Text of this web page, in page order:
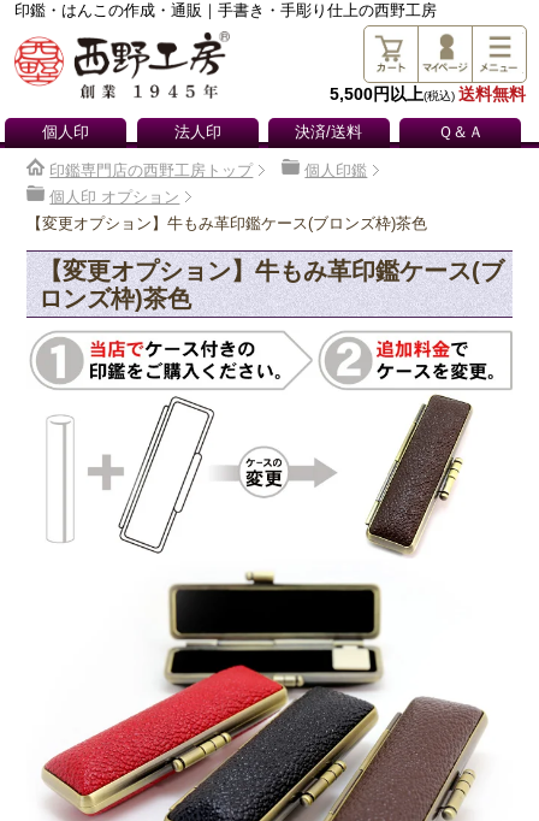
印鑑・はんこの作成・通販｜手書き・手彫り仕上の西野工房
5,500円以上(税込) 送料無料
個人印 法人印 決済/送料 Ｑ＆Ａ
印鑑専門店の西野工房トップ
個人印鑑
個人印 オプション
【変更オプション】牛もみ革印鑑ケース(ブロンズ枠)茶色
【変更オプション】牛もみ革印鑑ケース(ブ
ロンズ枠)茶色